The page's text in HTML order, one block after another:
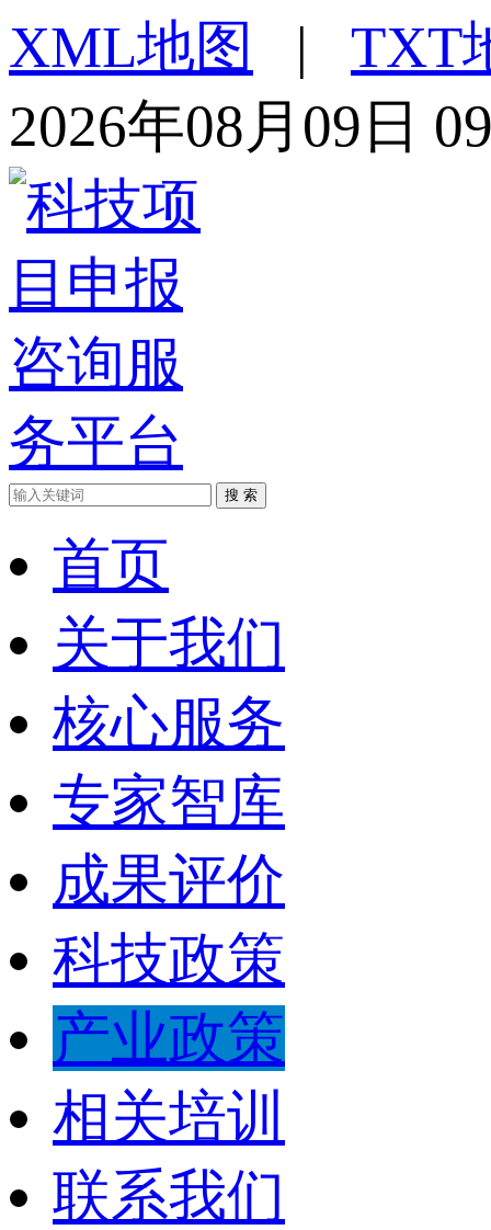
XML地图 | TXT
2026年08月09日
搜 索
首页
关于我们
核心服务
专家智库
成果评价
科技政策
产业政策
相关培训
联系我们